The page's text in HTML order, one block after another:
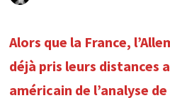
Alors que la France,
déjà pris leurs distances
américain de l’analyse